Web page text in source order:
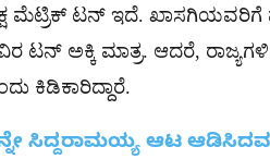
ಮೆಟ್ರಿಕ್ ಟನ್ ಇದೆ. ಖಾಸಗಿಯವರಿಗೆ
ಟನ್ ಅಕ್ಕಿ ಮಾತ್ರ. ಆದರೆ,
ಕಿಡಿಕಾರಿದ್ದಾರೆ.
ಸಿದ್ದರಾಮಯ್ಯ ಆಟ